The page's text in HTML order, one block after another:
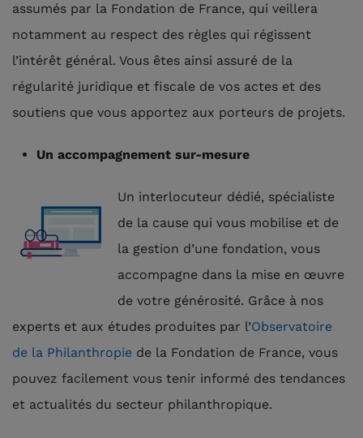
assumés par la Fondation de France, qui veillera
notamment au respect des règles qui régissent
l’intérêt général. Vous êtes ainsi assuré de la
régularité juridique et fiscale de vos actes et des
soutiens que vous apportez aux porteurs de projets.
Un accompagnement sur-mesure
Un interlocuteur dédié, spécialiste
de la cause qui vous mobilise et de
la gestion d’une fondation, vous
accompagne dans la mise en œuvre
de votre générosité. Grâce à nos
experts et aux études produites par l’Observatoire
de la Philanthropie de la Fondation de France, vous
pouvez facilement vous tenir informé des tendances
et actualités du secteur philanthropique.